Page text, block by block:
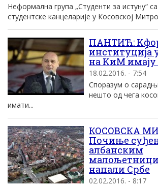
Неформална група „Студенти за истуну“
студентске канцеларије у Косовској
ПАНТИЋ:
институциjа
на KиM
18.02.2016. - 7:54
Споразум о
нешто од чега
имати...
КОСОВСКА
Почиње
албанским
напали Србе
02.02.2016. - 8:17